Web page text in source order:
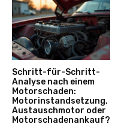
Schritt-für-Schritt-
Analyse nach einem
Motorschaden:
Motorinstandsetzung,
Austauschmotor oder
Motorschadenankauf?